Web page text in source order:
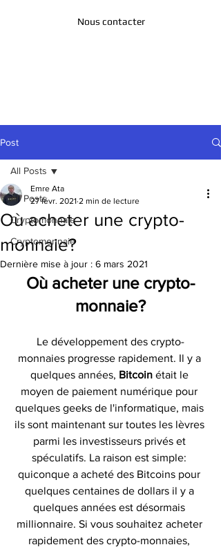
Nous contacter
Post
All Posts
Cryptomonnaie
Cryptomonnaie
All Posts
Où acheter une crypto-
monnaie?
Emre Ata
27 févr. 2021 2 min de lecture
Dernière mise à jour : 6 mars 2021
Où acheter une crypto-
monnaie?
Le développement des crypto-
monnaies progresse rapidement. Il y a
quelques années, Bitcoin était le
moyen de paiement numérique pour
quelques geeks de l'informatique, mais
ils sont maintenant sur toutes les lèvres
parmi les investisseurs privés et
spéculatifs. La raison est simple:
quiconque a acheté des Bitcoins pour
quelques centaines de dollars il y a
quelques années est désormais
millionnaire. Si vous souhaitez acheter
rapidement des crypto-monnaies,